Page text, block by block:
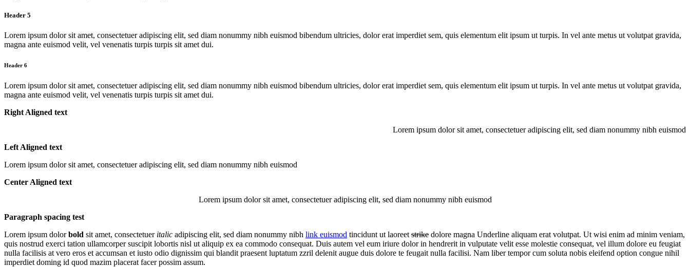
Header 5
Lorem ipsum dolor sit amet, consectetuer adipiscing elit, sed diam nonummy nibh euismod bibendum ultricies, dolor erat imperdiet sem, quis elementum elit ipsum ut turpis. In vel ante metus ut volutpat gravida,
magna ante euismod velit, vel venenatis turpis turpis sit amet dui.
Header 6
Lorem ipsum dolor sit amet, consectetuer adipiscing elit, sed diam nonummy nibh euismod bibendum ultricies, dolor erat imperdiet sem, quis elementum elit ipsum ut turpis. In vel ante metus ut volutpat gravida,
magna ante euismod velit, vel venenatis turpis turpis sit amet dui.
Right Aligned text
Lorem ipsum dolor sit amet, consectetuer adipiscing elit, sed diam nonummy nibh euismod
Left Aligned text
Lorem ipsum dolor sit amet, consectetuer adipiscing elit, sed diam nonummy nibh euismod
Center Aligned text
Lorem ipsum dolor sit amet, consectetuer adipiscing elit, sed diam nonummy nibh euismod
Paragraph spacing test
Lorem ipsum dolorbold sit amet, consectetuer italic adipiscing elit, sed diam nonummy nibh link euismod tincidunt ut laoreet strike dolore magna Underline aliquam erat volutpat. Ut wisi enim ad minim veniam,
quis nostrud exerci tation ullamcorper suscipit lobortis nisl ut aliquip ex ea commodo consequat. Duis autem vel eum iriure dolor in hendrerit in vulputate velit esse molestie consequat, vel illum dolore eu feugiat
nulla facilisis at vero eros et accumsan et iusto odio dignissim qui blandit praesent luptatum zzril delenit augue duis dolore te feugait nulla facilisi. Nam liber tempor cum soluta nobis eleifend option congue nihil
imperdiet doming id quod mazim placerat facer possim assum.